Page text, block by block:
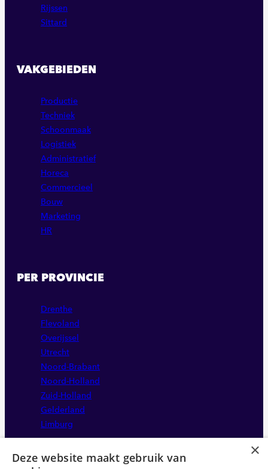
Rijssen
Sittard
VAKGEBIEDEN
Productie
Techniek
Schoonmaak
Logistiek
Administratief
Horeca
Commercieel
Bouw
Marketing
HR
PER PROVINCIE
Drenthe
Flevoland
Overijssel
Utrecht
Noord-Brabant
Noord-Holland
Zuid-Holland
Gelderland
Limburg
×
Deze website maakt gebruik van